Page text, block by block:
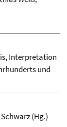
Interpretation
und
(Hg.)